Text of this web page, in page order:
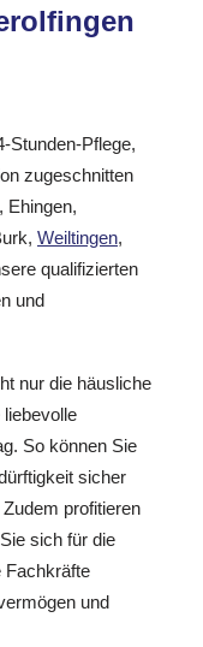
Stunden-Pflege,
zugeschnitten
Ehingen,
Weiltingen,
qualifizierten
und
nur die häusliche
So können Sie
sicher
profitieren
sich für die
Fachkräfte
und